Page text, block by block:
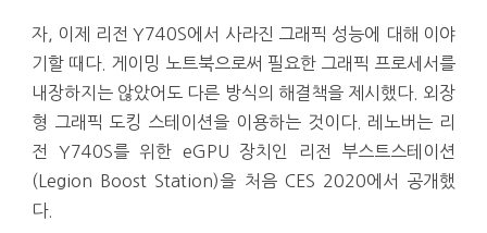
자, 이제 리전 Y740S에서 사라진 그래픽 성능에 대해 이야
기할 때다. 게이밍 노트북으로써 필요한 그래픽 프로세서를
내장하지는 않았어도 다른 방식의 해결책을 제시했다. 외장
형 그래픽 도킹 스테이션을 이용하는 것이다. 레노버는 리
전 Y740S를 위한 eGPU 장치인 리전 부스트스테이션
(Legion Boost Station)을 처음 CES 2020에서 공개했
다.